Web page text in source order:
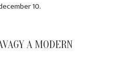
10.
A MODERN